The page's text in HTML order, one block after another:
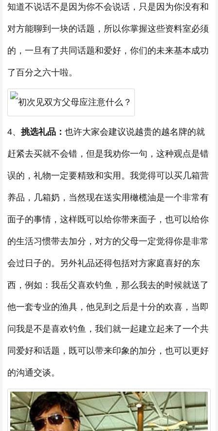
知道不说话不是因为你不会说话，只是因为你没有和
对方能聊到一块的话题，所以你掌握这些资料室必须
的，一旦有了共同话题和爱好，你们的未来基本成功
了百分之六十啦。
4、 挑选礼品： 也许大家会建议说越贵的越名牌的就
赶紧去买就不会错，但是我劝你一句，这种观点是错
误的，礼物一定要精致和实用。我觉得可以买几箱营
养品，几箱奶，当然现在送实用橄榄油是一个非常有
面子的事情，这样既可以给你带来面子，也可以给你
的生活习惯带去加分，对方的父母一定觉得你是非常
会过日子的。另外礼品还得包括对方家庭喜好的东
西，例如：我岳父喜欢钓鱼，那么我去的时候就送了
他一套专业的渔具，他见到之后是十分的欢喜，当即
问我是不是喜欢钓鱼，我们就一起建立起来了一个共
同爱好和话题，既可以带来印象的加分，也可以更好
的沟通交谈。